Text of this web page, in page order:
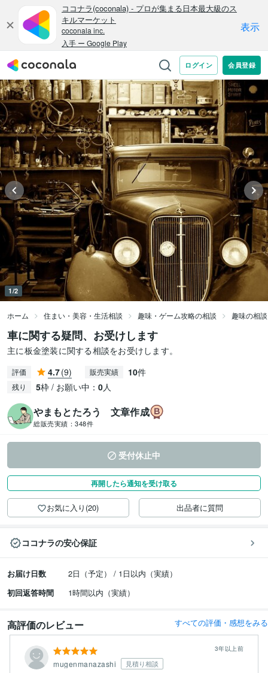
1/2
ホーム 住まい・美容・生活相談 趣味・ゲーム攻略の相談 趣味の相談
車に関する疑問、お受けします
主に板金塗装に関する相談をお受けします。
評価 4.7(9) 販売実績 10件
残り 5枠 / お願い中： 0人
やまもとたろう 文章作成
総販売実績： 348件
受付休止中
再開したら通知を受け取る
お気に入り(20) 出品者に質問
ココナラの安心保証
お届け日数
2日（予定） / 1日以内（実績）
初回返答時間
1時間以内（実績）
高評価のレビュー すべての評価・感想をみる
mugenmanazashi 見積り相談
3年以上前